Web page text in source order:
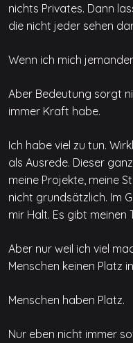
nichts Privates. Dann
die nicht jeder sehen
Wenn ich mich
Aber Bedeutung sorgt
immer Kraft habe.
Ich habe viel zu tun.
als Ausrede. Dieser
meine Projekte, meine
nicht grundsätzlich. Im
mir Halt. Es gibt meinen
Aber nur weil ich viel
Menschen keinen Platz
Menschen haben Platz.
Nur eben nicht immer